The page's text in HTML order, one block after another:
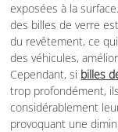
exposées à la
des billes de verre
du revêtement, ce
des véhicules,
Cependant, si billes
trop profondément,
considérablement
provoquant une